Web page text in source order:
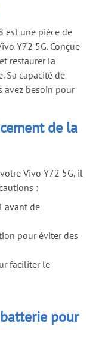
est une pièce de
Y72 5G. Conçue
restaurer la
Sa capacité de
avez besoin pour
de la
Vivo Y72 5G, il
:
avant de
pour éviter des
faciliter le
pour